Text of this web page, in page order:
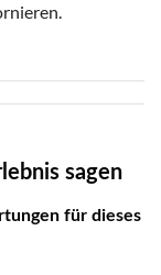
sagen
für dieses